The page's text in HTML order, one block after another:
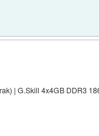
| G.Skill 4x4GB DDR3